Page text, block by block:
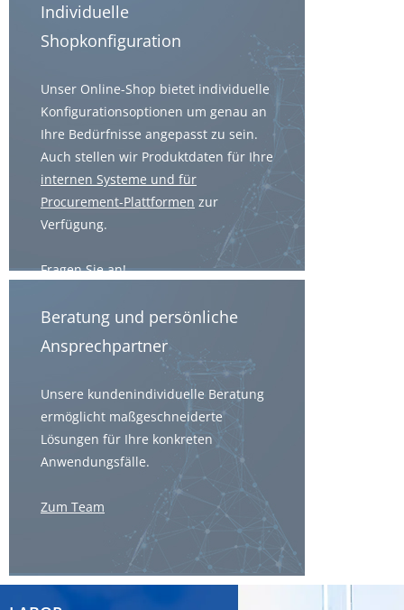
Individuelle
Shopkonfiguration
Unser Online-Shop bietet individuelle
Konfigurationsoptionen um genau an
Ihre Bedürfnisse angepasst zu sein.
Auch stellen wir Produktdaten für Ihre
internen Systeme und für
Procurement-Plattformen zur
Verfügung.
Fragen Sie an!
Beratung und persönliche
Ansprechpartner
Unsere kundenindividuelle Beratung
ermöglicht maßgeschneiderte
Lösungen für Ihre konkreten
Anwendungsfälle.
Zum Team